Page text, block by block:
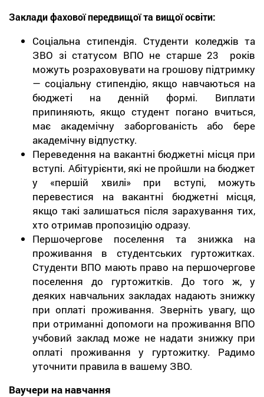
Заклади фахової передвищої та вищої освіти:
Соціальна стипендія. Студенти коледжів та
ЗВО зі статусом ВПО не старше 23 років
можуть розраховувати на грошову підтримку
— соціальну стипендію, якщо навчаються на
бюджеті на денній формі. Виплати
припиняють, якщо студент погано вчиться,
має академічну заборгованість або бере
академічну відпустку.
Переведення на вакантні бюджетні місця при
вступі. Абітурієнти, які не пройшли на бюджет
у «першій хвилі» при вступі, можуть
перевестися на вакантні бюджетні місця,
якщо такі залишаться після зарахування тих,
хто отримав пропозицію одразу.
Першочергове поселення та знижка на
проживання в студентських гуртожитках.
Студенти ВПО мають право на першочергове
поселення до гуртожитків. До того ж, у
деяких навчальних закладах надають знижку
при оплаті проживання. Зверніть увагу, що
при отриманні допомоги на проживання ВПО
учбовий заклад може не надати знижку при
оплаті проживання у гуртожитку. Радимо
уточнити правила в вашему ЗВО.
Ваучери на навчання